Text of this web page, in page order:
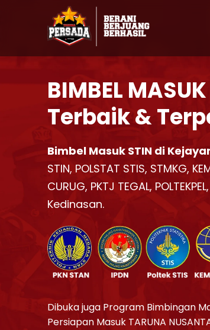
BIMBEL MASUK
Terbaik &
Bimbel Masuk STIN di
STIN, POLSTAT STIS, STMKG,
CURUG, PKTJ TEGAL,
Kedinasan.
Dibuka juga Program Bimbingan
Persiapan Masuk TARUNA